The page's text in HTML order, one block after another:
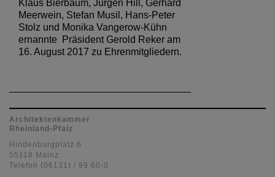
Klaus Bierbaum, Jürgen Hill, Gerhard
Meerwein, Stefan Musil, Hans-Peter
Stolz und Monika Vangerow-Kühn
ernannte Präsident Gerold Reker am
16. August 2017 zu Ehrenmitgliedern.
Architektenkammer
Rheinland-Pfalz
Hindenburgplatz 6
55118 Mainz
Telefon (06131) / 99 60-0